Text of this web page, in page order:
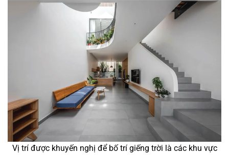
Vị trí được khuyến nghị để bố trí giếng trời là các khu vực